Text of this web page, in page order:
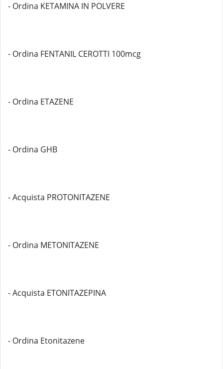
- Ordina KETAMINA IN POLVERE
- Ordina FENTANIL CEROTTI 100mcg
- Ordina ETAZENE
- Ordina GHB
- Acquista PROTONITAZENE
- Ordina METONITAZENE
- Acquista ETONITAZEPINA
- Ordina Etonitazene